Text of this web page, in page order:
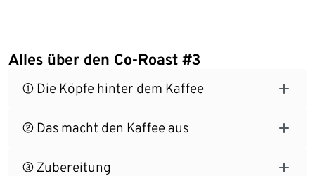
Alles über den Co-Roast #3
① Die Köpfe hinter dem Kaffee
② Das macht den Kaffee aus
③ Zubereitung